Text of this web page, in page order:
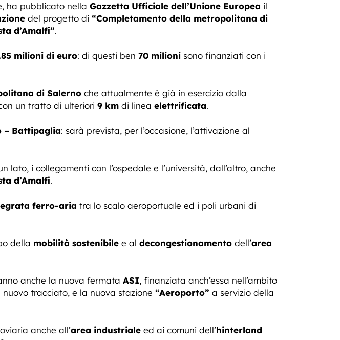
ha pubblicato nella Gazzetta Ufficiale dell’Unione Europea il
del progetto di “Completamento della metropolitana di
d’Amalfi”.
milioni di euro: di questi ben 70 milioni sono finanziati con i
di Salerno che attualmente è già in esercizio dalla
un tratto di ulteriori 9 km di linea elettrificata.
– Battipaglia: sarà prevista, per l’occasione, l’attivazione al
lato, i collegamenti con l’ospedale e l’università, dall’altro, anche
d’Amalfi.
ferro-aria tra lo scalo aeroportuale ed i poli urbani di
della mobilità sostenibile e al decongestionamento dell’area
anche la nuova fermata ASI, finanziata anch’essa nell’ambito
tracciato, e la nuova stazione “Aeroporto” a servizio della
anche all’area industriale ed ai comuni dell’hinterland